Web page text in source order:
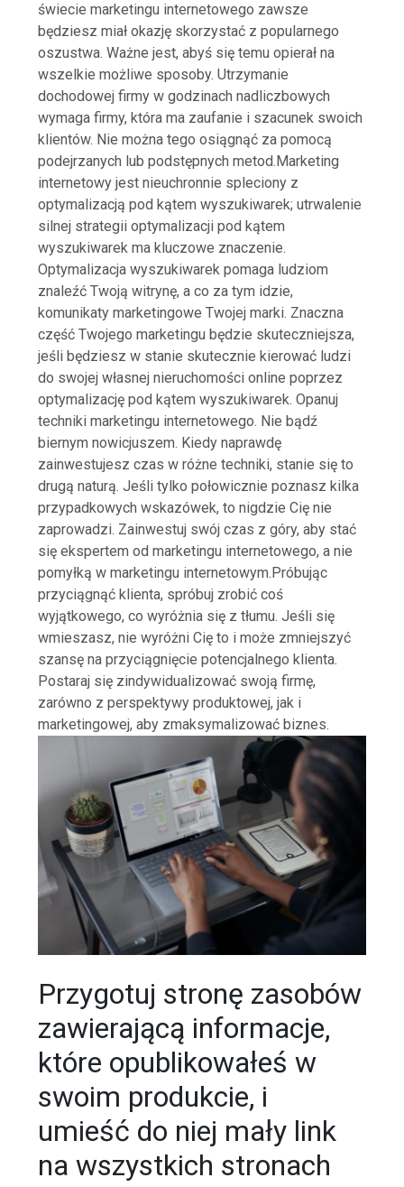
świecie marketingu internetowego zawsze
będziesz miał okazję skorzystać z popularnego
oszustwa. Ważne jest, abyś się temu opierał na
wszelkie możliwe sposoby. Utrzymanie
dochodowej firmy w godzinach nadliczbowych
wymaga firmy, która ma zaufanie i szacunek swoich
klientów. Nie można tego osiągnąć za pomocą
podejrzanych lub podstępnych metod.Marketing
internetowy jest nieuchronnie spleciony z
optymalizacją pod kątem wyszukiwarek; utrwalenie
silnej strategii optymalizacji pod kątem
wyszukiwarek ma kluczowe znaczenie.
Optymalizacja wyszukiwarek pomaga ludziom
znaleźć Twoją witrynę, a co za tym idzie,
komunikaty marketingowe Twojej marki. Znaczna
część Twojego marketingu będzie skuteczniejsza,
jeśli będziesz w stanie skutecznie kierować ludzi
do swojej własnej nieruchomości online poprzez
optymalizację pod kątem wyszukiwarek. Opanuj
techniki marketingu internetowego. Nie bądź
biernym nowicjuszem. Kiedy naprawdę
zainwestujesz czas w różne techniki, stanie się to
drugą naturą. Jeśli tylko połowicznie poznasz kilka
przypadkowych wskazówek, to nigdzie Cię nie
zaprowadzi. Zainwestuj swój czas z góry, aby stać
się ekspertem od marketingu internetowego, a nie
pomyłką w marketingu internetowym.Próbując
przyciągnąć klienta, spróbuj zrobić coś
wyjątkowego, co wyróżnia się z tłumu. Jeśli się
wmieszasz, nie wyróżni Cię to i może zmniejszyć
szansę na przyciągnięcie potencjalnego klienta.
Postaraj się zindywidualizować swoją firmę,
zarówno z perspektywy produktowej, jak i
marketingowej, aby zmaksymalizować biznes.
Przygotuj stronę zasobów
zawierającą informacje,
które opublikowałeś w
swoim produkcie, i
umieść do niej mały link
na wszystkich stronach